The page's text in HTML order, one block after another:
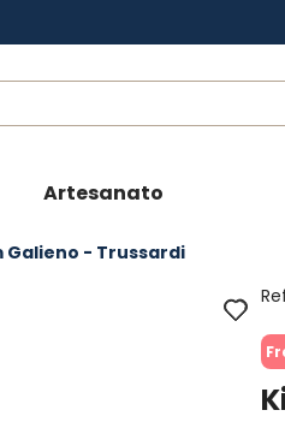
Artesanato
Galieno - Trussardi